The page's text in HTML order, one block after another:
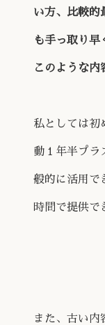
い方、比較的
も手っ取り早
このような内
私としては初
動１年半プラ
般的に活用で
時間で提供で
また、古い内